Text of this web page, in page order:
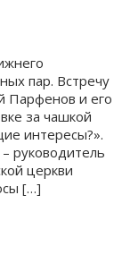
пар. Встречу
Парфенов и его
за чашкой
интересы?».
руководитель
церкви
[…]